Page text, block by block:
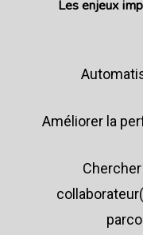
Les enjeux
Améliorer la